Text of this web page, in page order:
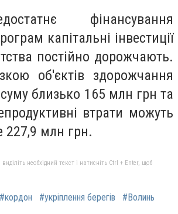
фінансування
капітальні інвестиції
постійно дорожчають.
об'єктів здорожчання
близько 165 млн грн та
втрати можуть
227,9 млн грн.
необхідний текст і натисніть Ctrl + Enter, щоб
#кордон #укріплення берегів #Волинь